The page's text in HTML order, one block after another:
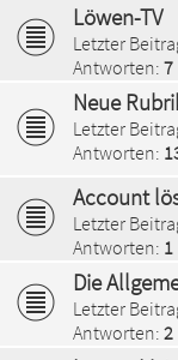
Löwen-TV
Letzter
Antworten: 7
Neue
Letzter
Antworten:
Account
Letzter
Antworten: 1
Die
Letzter
Antworten: 2